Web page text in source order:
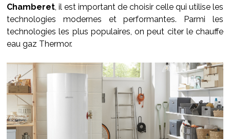
Chamberet, il est important de choisir celle qui utilise les
technologies modernes et performantes. Parmi les
technologies les plus populaires, on peut citer le chauffe
eau gaz Thermor.